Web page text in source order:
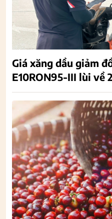
Giá xăng dầu giảm
E10RON95-III lùi về